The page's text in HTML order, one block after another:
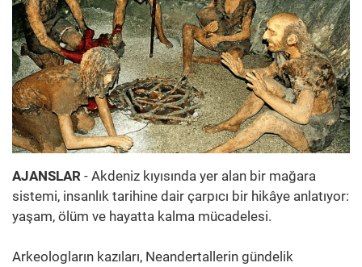
AJANSLAR - Akdeniz kıyısında yer alan bir mağara
sistemi, insanlık tarihine dair çarpıcı bir hikâye anlatıyor:
yaşam, ölüm ve hayatta kalma mücadelesi.
Arkeologların kazıları, Neandertallerin gündelik